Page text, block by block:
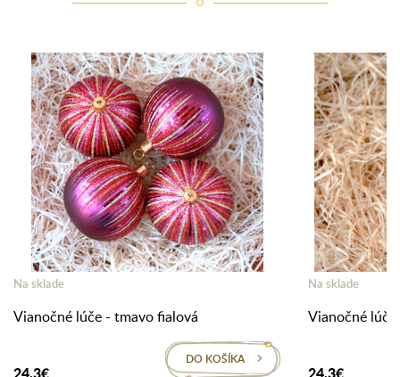
Na sklade
Vianočné lúče - tmavo fialová
24,3€
DO KOŠÍKA
Na sklade
Vianočné
24,3€